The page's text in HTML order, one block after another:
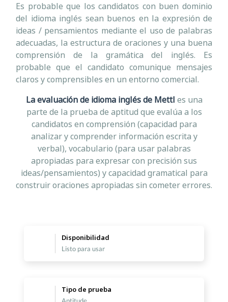
Es probable que los candidatos con buen dominio
del idioma inglés sean buenos en la expresión de
ideas / pensamientos mediante el uso de palabras
adecuadas, la estructura de oraciones y una buena
comprensión de la gramática del inglés. Es
probable que el candidato comunique mensajes
claros y comprensibles en un entorno comercial.
La evaluación de idioma inglés de Mettl es una
parte de la prueba de aptitud que evalúa a los
candidatos en comprensión (capacidad para
analizar y comprender información escrita y
verbal), vocabulario (para usar palabras
apropiadas para expresar con precisión sus
ideas/pensamientos) y capacidad gramatical para
construir oraciones apropiadas sin cometer errores.
Disponibilidad
Listo para usar
Tipo de prueba